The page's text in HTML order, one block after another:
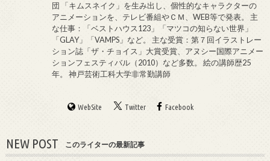
団 「キムスネイク」を生み出し、個性的なキャラクターの
アニメーションを、テレビ番組やＣＭ、WEB等で発表。 主
な仕事：「ベストハウス123」「マツコの知らない世界」
「GLAY」「VAMPS」など。 主な受賞：第７回イラストレー
ション誌「ザ・チョイス」大賞受賞、アヌシー国際アニメー
ションフェスティバル（2010）など多数。 絵の講師歴25
年。 神戸芸術工科大学非常勤講師
WebSite Twitter Facebook
NEW POST このライターの最新記事